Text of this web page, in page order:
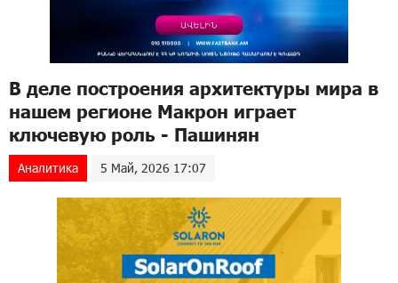
В деле построения архитектуры мира в
нашем регионе Макрон играет
ключевую роль - Пашинян
Аналитика 5 Май, 2026 17:07